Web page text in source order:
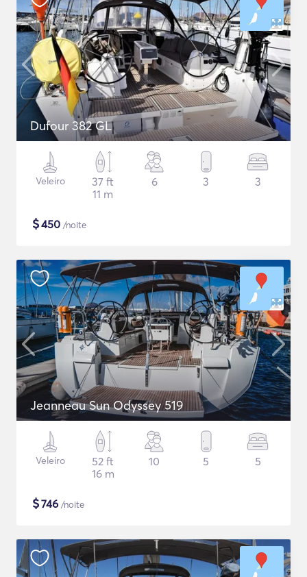
Dufour 382 GL
Veleiro
37 ft
11 m
6 3 3
$450 /noite
Jeanneau Sun Odyssey 519
Veleiro
52 ft
16 m
10 5 5
$746 /noite